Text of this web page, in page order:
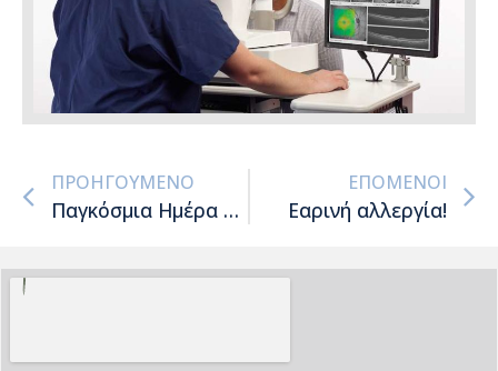
ΠΡΟΗΓΟΎΜΕΝΟ
Παγκόσμια Ημέρα Νοσηλευτών
ΕΠΌΜΕΝΟΙ
Εαρινή αλλεργία!